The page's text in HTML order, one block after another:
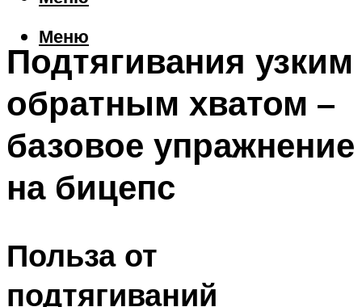
Меню
Подтягивания узким
обратным хватом –
базовое упражнение
на бицепс
Польза от
подтягиваний